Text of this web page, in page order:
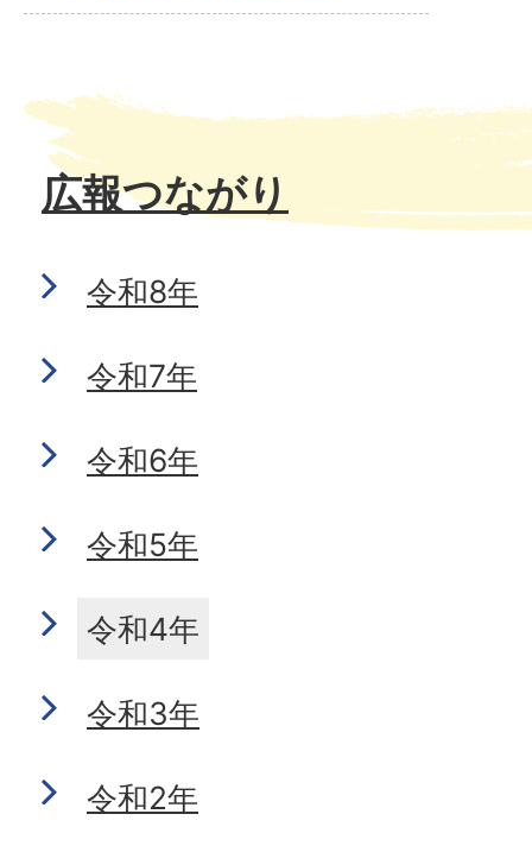
広報つながり
令和8年
令和7年
令和6年
令和5年
令和4年
令和3年
令和2年